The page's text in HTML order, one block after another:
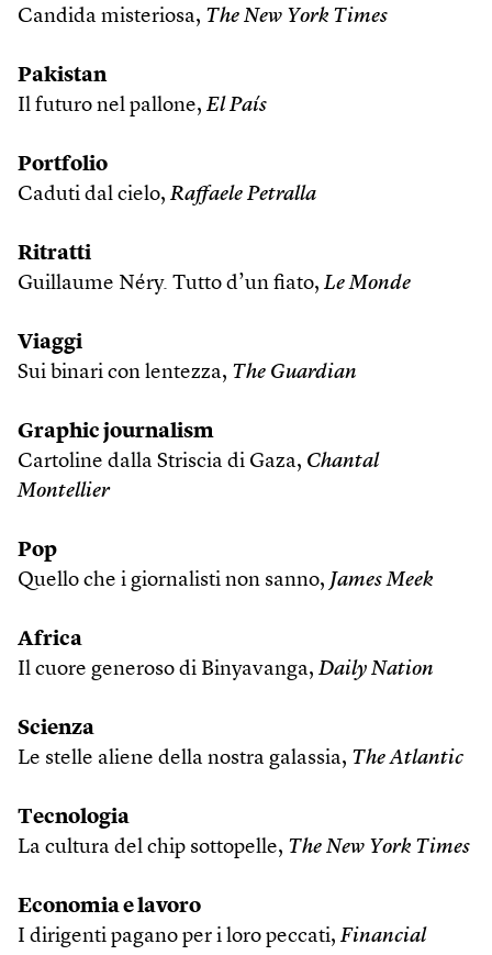
Candida misteriosa, The New York Times
Pakistan
Il futuro nel pallone, El País
Portfolio
Caduti dal cielo, Raffaele Petralla
Ritratti
Guillaume Néry. Tutto d’un fiato, Le Monde
Viaggi
Sui binari con lentezza, The Guardian
Graphic journalism
Cartoline dalla Striscia di Gaza, Chantal
Montellier
Pop
Quello che i giornalisti non sanno, James Meek
Africa
Il cuore generoso di Binyavanga, Daily Nation
Scienza
Le stelle aliene della nostra galassia, The Atlantic
Tecnologia
La cultura del chip sottopelle, The New York Times
Economia e lavoro
I dirigenti pagano per i loro peccati, Financial